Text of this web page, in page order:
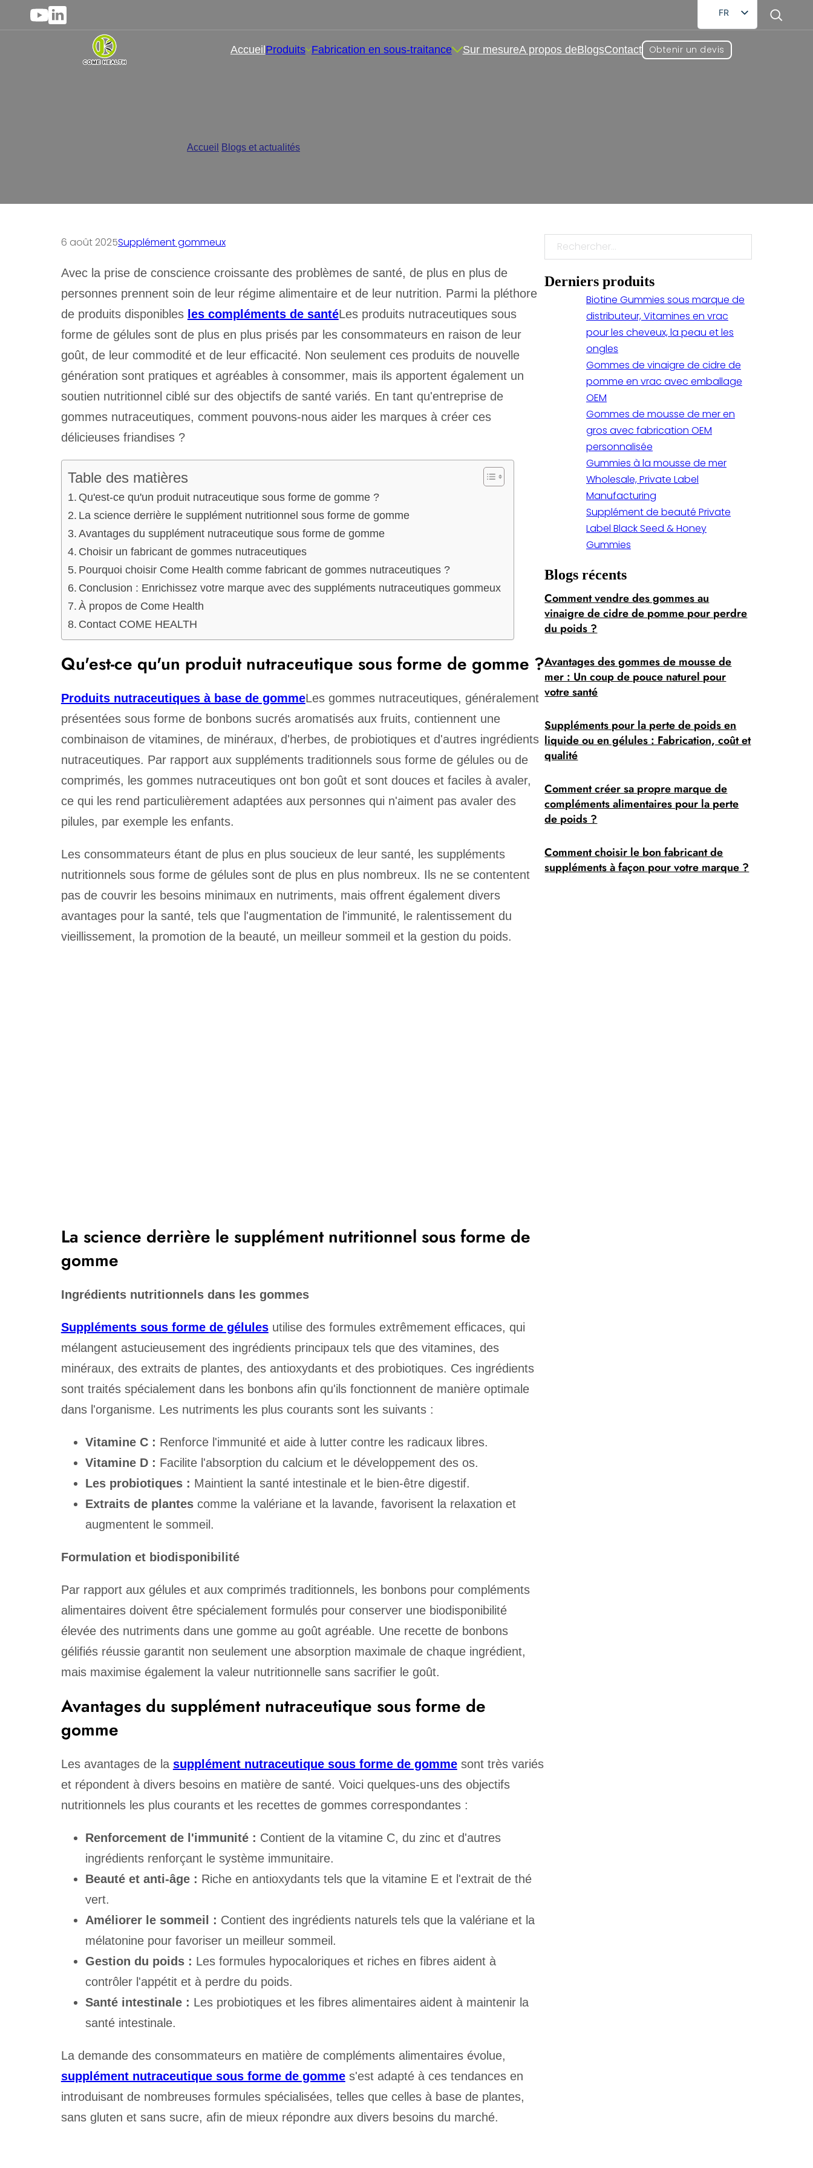
FR
EN
DE
AccueilProduits Fabrication en sous-traitance Sur mesureA propos deBlogsContact Obtenir un devis
Accueil Blogs et actualités
6 août 2025Supplément gommeux
Avec la prise de conscience croissante des problèmes de santé, de plus en plus de
personnes prennent soin de leur régime alimentaire et de leur nutrition. Parmi la pléthore
de produits disponibles les compléments de santéLes produits nutraceutiques sous
forme de gélules sont de plus en plus prisés par les consommateurs en raison de leur
goût, de leur commodité et de leur efficacité. Non seulement ces produits de nouvelle
génération sont pratiques et agréables à consommer, mais ils apportent également un
soutien nutritionnel ciblé sur des objectifs de santé variés. En tant qu'entreprise de
gommes nutraceutiques, comment pouvons-nous aider les marques à créer ces
délicieuses friandises ?
Table des matières
Qu'est-ce qu'un produit nutraceutique sous forme de gomme ?
La science derrière le supplément nutritionnel sous forme de gomme
Avantages du supplément nutraceutique sous forme de gomme
Choisir un fabricant de gommes nutraceutiques
Pourquoi choisir Come Health comme fabricant de gommes nutraceutiques ?
Conclusion : Enrichissez votre marque avec des suppléments nutraceutiques gommeux
À propos de Come Health
Contact COME HEALTH
Qu'est-ce qu'un produit nutraceutique sous forme de gomme ?
Produits nutraceutiques à base de gommeLes gommes nutraceutiques, généralement
présentées sous forme de bonbons sucrés aromatisés aux fruits, contiennent une
combinaison de vitamines, de minéraux, d'herbes, de probiotiques et d'autres ingrédients
nutraceutiques. Par rapport aux suppléments traditionnels sous forme de gélules ou de
comprimés, les gommes nutraceutiques ont bon goût et sont douces et faciles à avaler,
ce qui les rend particulièrement adaptées aux personnes qui n'aiment pas avaler des
pilules, par exemple les enfants.
Les consommateurs étant de plus en plus soucieux de leur santé, les suppléments
nutritionnels sous forme de gélules sont de plus en plus nombreux. Ils ne se contentent
pas de couvrir les besoins minimaux en nutriments, mais offrent également divers
avantages pour la santé, tels que l'augmentation de l'immunité, le ralentissement du
vieillissement, la promotion de la beauté, un meilleur sommeil et la gestion du poids.
La science derrière le supplément nutritionnel sous forme de
gomme
Ingrédients nutritionnels dans les gommes
Suppléments sous forme de gélulesutilise des formules extrêmement efficaces, qui
mélangent astucieusement des ingrédients principaux tels que des vitamines, des
minéraux, des extraits de plantes, des antioxydants et des probiotiques. Ces ingrédients
sont traités spécialement dans les bonbons afin qu'ils fonctionnent de manière optimale
dans l'organisme. Les nutriments les plus courants sont les suivants :
Vitamine C : Renforce l'immunité et aide à lutter contre les radicaux libres.
Vitamine D : Facilite l'absorption du calcium et le développement des os.
Les probiotiques : Maintient la santé intestinale et le bien-être digestif.
Extraits de plantescomme la valériane et la lavande, favorisent la relaxation et
augmentent le sommeil.
Formulation et biodisponibilité
Par rapport aux gélules et aux comprimés traditionnels, les bonbons pour compléments
alimentaires doivent être spécialement formulés pour conserver une biodisponibilité
élevée des nutriments dans une gomme au goût agréable. Une recette de bonbons
gélifiés réussie garantit non seulement une absorption maximale de chaque ingrédient,
mais maximise également la valeur nutritionnelle sans sacrifier le goût.
Avantages du supplément nutraceutique sous forme de
gomme
Les avantages de la supplément nutraceutique sous forme de gommesont très variés
et répondent à divers besoins en matière de santé. Voici quelques-uns des objectifs
nutritionnels les plus courants et les recettes de gommes correspondantes :
Renforcement de l'immunité : Contient de la vitamine C, du zinc et d'autres
ingrédients renforçant le système immunitaire.
Beauté et anti-âge : Riche en antioxydants tels que la vitamine E et l'extrait de thé
vert.
Améliorer le sommeil : Contient des ingrédients naturels tels que la valériane et la
mélatonine pour favoriser un meilleur sommeil.
Gestion du poids : Les formules hypocaloriques et riches en fibres aident à
contrôler l'appétit et à perdre du poids.
Santé intestinale : Les probiotiques et les fibres alimentaires aident à maintenir la
santé intestinale.
La demande des consommateurs en matière de compléments alimentaires évolue,
supplément nutraceutique sous forme de gommes'est adapté à ces tendances en
introduisant de nombreuses formules spécialisées, telles que celles à base de plantes,
sans gluten et sans sucre, afin de mieux répondre aux divers besoins du marché.
Rechercher
Derniers produits
Biotine Gummies sous marque de
distributeur, Vitamines en vrac
pour les cheveux, la peau et les
ongles
Gommes de vinaigre de cidre de
pomme en vrac avec emballage
OEM
Gommes de mousse de mer en
gros avec fabrication OEM
personnalisée
Gummies à la mousse de mer
Wholesale, Private Label
Manufacturing
Supplément de beauté Private
Label Black Seed & Honey
Gummies
Blogs récents
Comment vendre des gommes au
vinaigre de cidre de pomme pour perdre
du poids ?
Avantages des gommes de mousse de
mer : Un coup de pouce naturel pour
votre santé
Suppléments pour la perte de poids en
liquide ou en gélules : Fabrication, coût et
qualité
Comment créer sa propre marque de
compléments alimentaires pour la perte
de poids ?
Comment choisir le bon fabricant de
suppléments à façon pour votre marque ?